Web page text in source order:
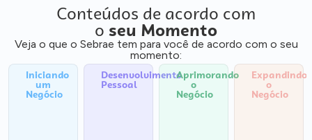
Conteúdos de acordo com
o seu Momento
Veja o que o Sebrae tem para você de acordo com o seu
momento:
Iniciando
um
Negócio
Desenvolvimento
Pessoal
Aprimorando
o
Negócio
Expandindo
o
Negócio